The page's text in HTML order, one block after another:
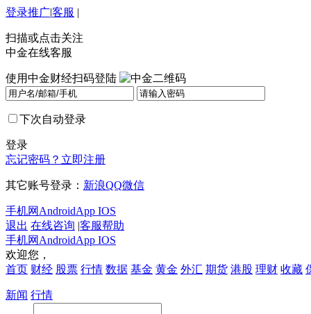
登录推广|客服 |
扫描或点击关注
中金在线客服
使用中金财经扫码登陆
下次自动登录
登录
忘记密码？ 立即注册
其它账号登录： 新浪QQ微信
手机网 AndroidApp IOS
退出 在线咨询 |客服帮助
手机网 AndroidApp IOS
欢迎您，
首页 财经 股票 行情 数据 基金 黄金 外汇 期货 港股 理财 收藏
新闻 行情